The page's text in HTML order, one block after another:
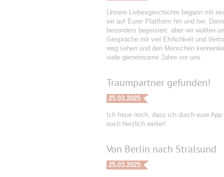
Unsere Liebesgeschichte begann mit
wir auf Eurer Plattform hin und her.
besonders begeistert, aber wir wollten
Gespräche mit viel Ehrlichkeit und
weg sehen und den Menschen
viele gemeinsame Jahre vor uns.
Traumpartner gefunden!
25.03.2025
Ich freue mich, dass ich durch eure
euch herzlich weiter!
Von Berlin nach Stralsund
25.03.2025